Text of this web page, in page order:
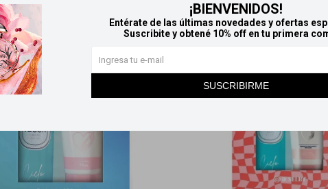
¡BIENVENIDOS!
Entérate de las últimas novedades y ofertas
Suscribite y obtené 10% off en tu primera
SUSCRIBIRME